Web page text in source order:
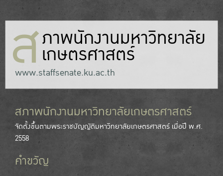
สภาพนักงานมหาวิทยาลัย
เกษตรศาสตร์
www.staffsenate.ku.ac.th
สภาพนักงานมหาวิทยาลัยเกษตรศาสตร์
จัดตั้งขึ้นตามพระราชบัญญัติมหาวิทยาลัยเกษตรศาสตร์ เมื่อปี พ.ศ.
2558
คำขวัญ